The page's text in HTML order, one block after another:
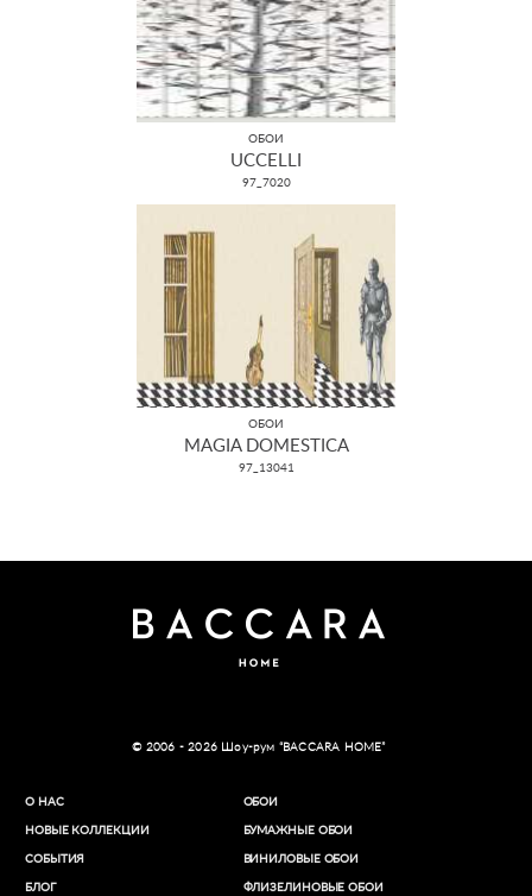
ОБОИ
UCCELLI
97_7020
ОБОИ
MAGIA DOMESTICA
97_13041
© 2006 - 2026 Шоу-рум “BACCARA HOME”
О НАС
НОВЫЕ КОЛЛЕКЦИИ
СОБЫТИЯ
БЛОГ
ОБОИ
БУМАЖНЫЕ ОБОИ
ВИНИЛОВЫЕ ОБОИ​
ФЛИЗЕЛИНОВЫЕ ОБОИ